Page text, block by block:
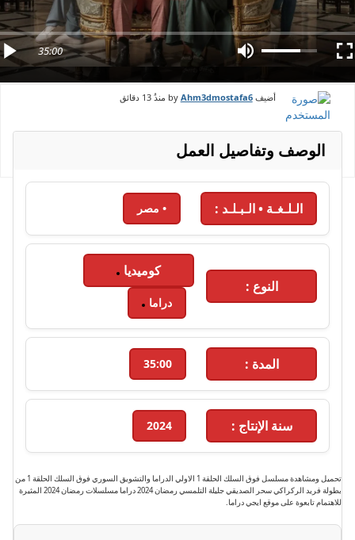
35:00
أضيف byAhm3dmostafa6 منذُ13 دقائق
الوصف وتفاصيل العمل
الـلـغـة • الـبـلـد : • مصر
النوع :
كوميديا
دراما
المدة : 35:00
سنة الإنتاج : 2024
تحميل ومشاهدة مسلسل فوق السلك الحلقة 1 الاولي الدراما والتشويق السوري فوق السلك الحلقة 1 من
بطولة فريد الركراكي سحر الصديقي جليلة التلمسي رمضان 2024 دراما مسلسلات رمضان 2024 المثيرة
للاهتمام تابعوة على موقع ايجي دراما.